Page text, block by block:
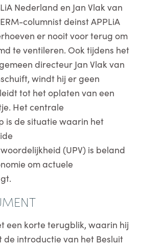
Nederland en Jan Vlak van
columnist deinst APPLiA
er nooit voor terug om
te ventileren. Ook tijdens het
directeur Jan Vlak van
windt hij er geen
tot het oplaten van een
Het centrale
is de situatie waarin het
(UPV) is beland
om actuele
een korte terugblik, waarin hij
introductie van het Besluit